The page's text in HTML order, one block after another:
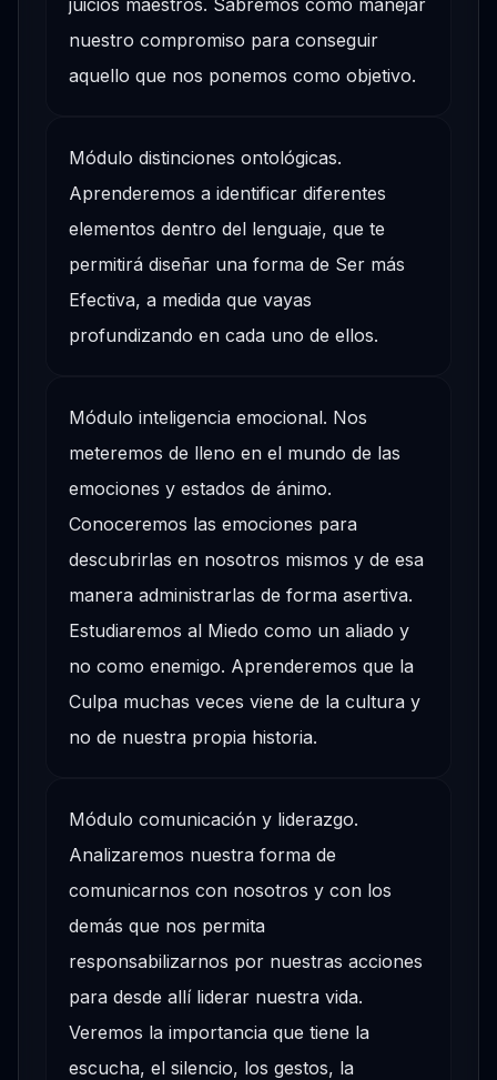
nuestro compromiso para conseguir
aquello que nos ponemos como objetivo.
Módulo distinciones ontológicas.
Aprenderemos a identificar diferentes
elementos dentro del lenguaje, que te
permitirá diseñar una forma de Ser más
Efectiva, a medida que vayas
profundizando en cada uno de ellos.
Módulo inteligencia emocional. Nos
meteremos de lleno en el mundo de las
emociones y estados de ánimo.
Conoceremos las emociones para
descubrirlas en nosotros mismos y de esa
manera administrarlas de forma asertiva.
Estudiaremos al Miedo como un aliado y
no como enemigo. Aprenderemos que la
Culpa muchas veces viene de la cultura y
no de nuestra propia historia.
Módulo comunicación y liderazgo.
Analizaremos nuestra forma de
comunicarnos con nosotros y con los
demás que nos permita
responsabilizarnos por nuestras acciones
para desde allí liderar nuestra vida.
Veremos la importancia que tiene la
escucha, el silencio, los gestos, la